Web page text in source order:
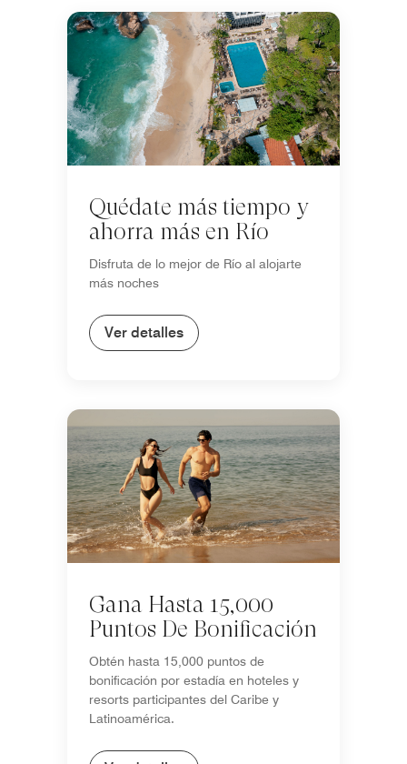
Quédate más tiempo y
ahorra más en Río
Disfruta de lo mejor de Río al alojarte
más noches
Ver detalles
Gana Hasta 15,000
Puntos De Bonificación
Obtén hasta 15,000 puntos de
bonificación por estadía en hoteles y
resorts participantes del Caribe y
Latinoamérica.